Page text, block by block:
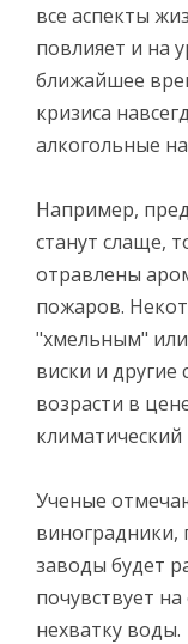
все аспекты
повлияет и на
ближайшее
кризиса
алкогольные
Например,
станут слаще,
отравлены
пожаров.
"хмельным"
виски и другие
возрасти в
климатический
Ученые
заводы будет
почувствует на
нехватку воды.